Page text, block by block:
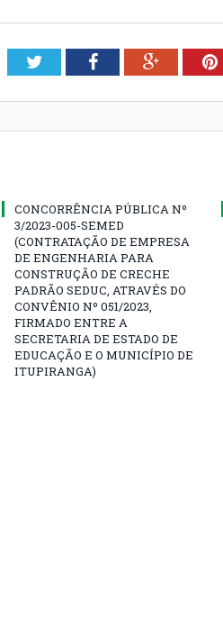
TwitterFacebookGoogle+
CONCORRÊNCIA PÚBLICA Nº
3/2023-005-SEMED
(CONTRATAÇÃO DE EMPRESA
DE ENGENHARIA PARA
CONSTRUÇÃO DE CRECHE
PADRÃO SEDUC, ATRAVÉS DO
CONVÊNIO Nº 051/2023,
FIRMADO ENTRE A
SECRETARIA DE ESTADO DE
EDUCAÇÃO E O MUNICÍPIO DE
ITUPIRANGA)